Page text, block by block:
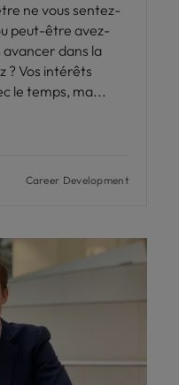
ne vous sentez-
peut-être avez-
avancer dans la
? Vos intérêts
le temps, ma
Career Development